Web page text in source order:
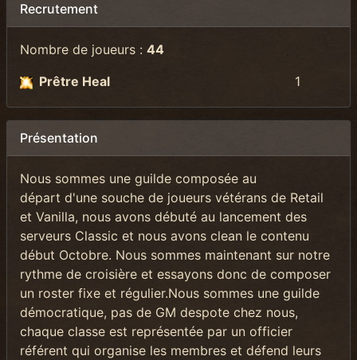
Recrutement
Nombre de joueurs : 44
Prêtre Heal
1
Présentation
Nous sommes une guilde composée au
départ d'une souche de joueurs vétérans de Retail
et Vanilla, nous avons débuté au lancement des
serveurs Classic et nous avons clean le contenu
début Octobre. Nous sommes maintenant sur notre
rythme de croisière et essayons donc de composer
un roster fixe et régulier.Nous sommes une guilde
démocratique, pas de GM despote chez nous,
chaque classe est représentée par un officier
référent qui organise les membres et défend leurs